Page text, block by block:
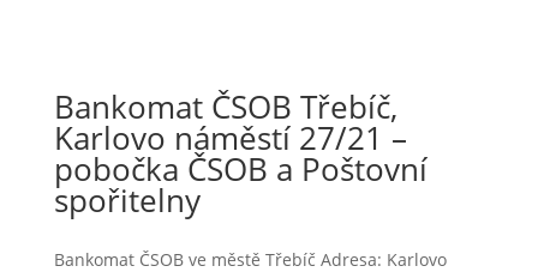
Bankomat ČSOB Třebíč,
Karlovo náměstí 27/21 –
pobočka ČSOB a Poštovní
spořitelny
Bankomat ČSOB ve městě Třebíč Adresa: Karlovo